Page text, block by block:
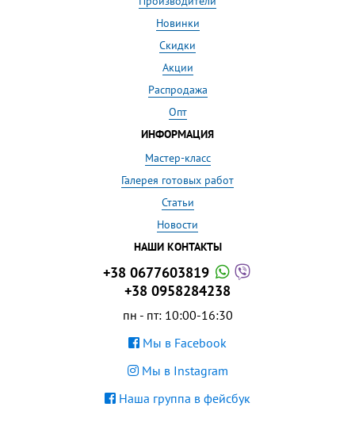
Новинки
Скидки
Акции
Распродажа
Опт
ИНФОРМАЦИЯ
Мастер-класс
Галерея готовых работ
Статьи
Новости
НАШИ КОНТАКТЫ
+38 0677603819
+38 0958284238
пн - пт: 10:00-16:30
Мы в Facebook
Мы в Instagram
Наша группа в фейсбук